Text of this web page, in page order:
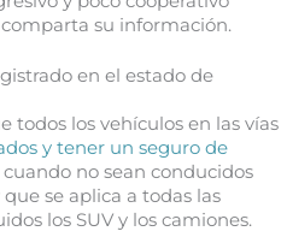
su información.
en el estado de
todos los vehículos en las vías
y tener un seguro de
cuando no sean conducidos
se aplica a todas las
los SUV y los camiones.